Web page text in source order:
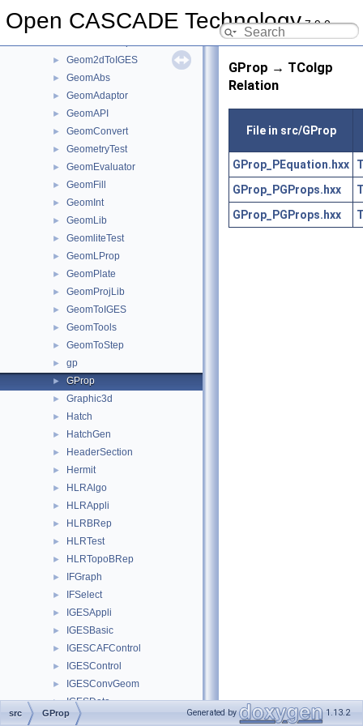
Open CASCADE Technology7.9.0
Geom2dInt
► Geom2dToIGES
► GeomAbs
► GeomAdaptor
► GeomAPI
► GeomConvert
► GeometryTest
► GeomEvaluator
► GeomFill
► GeomInt
► GeomLib
► GeomliteTest
► GeomLProp
► GeomPlate
► GeomProjLib
► GeomToIGES
► GeomTools
► GeomToStep
► gp
► GProp
► Graphic3d
► Hatch
► HatchGen
► HeaderSection
► Hermit
► HLRAlgo
► HLRAppli
► HLRBRep
► HLRTest
► HLRTopoBRep
► IFGraph
► IFSelect
► IGESAppli
► IGESBasic
► IGESCAFControl
► IGESControl
► IGESConvGeom
► IGESData
► IGESDefs
GProp → TColgp
Relation
File in src/GProp
GProp_PEquation.hxx
GProp_PGProps.hxx
GProp_PGProps.hxx
src GProp Generated by 1.13.2